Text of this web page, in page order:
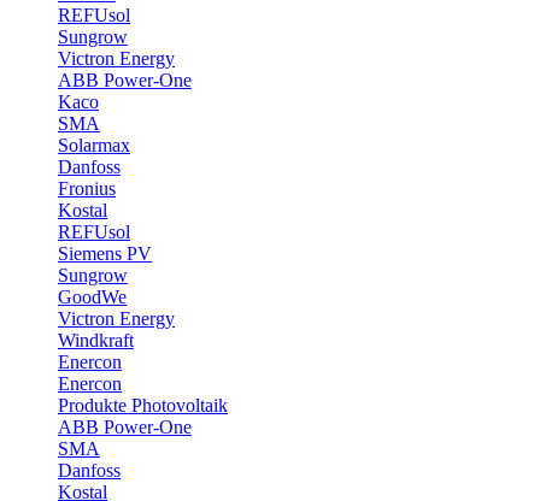
REFUsol
Sungrow
Victron Energy
ABB Power-One
Kaco
SMA
Solarmax
Danfoss
Fronius
Kostal
REFUsol
Siemens PV
Sungrow
GoodWe
Victron Energy
Windkraft
Enercon
Enercon
Produkte Photovoltaik
ABB Power-One
SMA
Danfoss
Kostal